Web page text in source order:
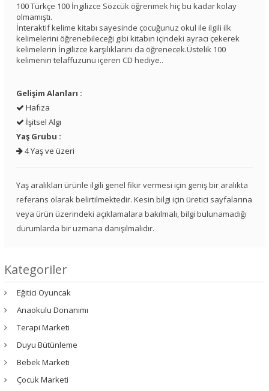
100 Türkçe 100 İngilizce Sözcük öğrenmek hiç bu kadar kolay
olmamıştı.
İnteraktif kelime kitabı sayesinde çocuğunuz okul ile ilgili ilk
kelimelerini öğrenebileceği gibi kitabın içindeki ayracı çekerek
kelimelerin İngilizce karşılıklarını da öğrenecek.Üstelik 100
kelimenin telaffuzunu içeren CD hediye..
Gelişim Alanları :
Hafıza
İşitsel Algı
Yaş Grubu :
4 Yaş ve üzeri
Yaş aralıkları ürünle ilgili genel fikir vermesi için geniş bir aralıkta
referans olarak belirtilmektedir. Kesin bilgi için üretici sayfalarına
veya ürün üzerindeki açıklamalara bakılmalı, bilgi bulunamadığı
durumlarda bir uzmana danışılmalıdır.
Kategoriler
Eğitici Oyuncak
Anaokulu Donanımı
Terapi Marketi
Duyu Bütünleme
Bebek Marketi
Çocuk Marketi